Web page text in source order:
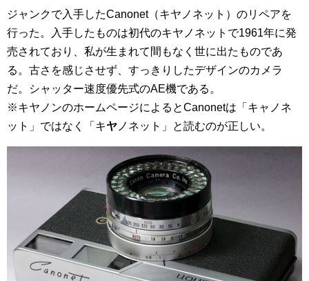
ジャンクで入手したCanonet（キヤノネット）のリペアを
行った。入手したものは初代のキヤノネットで1961年に発
売されており、私が生まれて間もなく世に出たものであ
る。古さを感じさせず、すっきりしたデザインのカメラ
だ。シャッター速度優先式のAE機である。
※キヤノンのホームページによるとCanonetは「キャノネ
ット」ではなく「キヤ ノネット」と読むのが正しい。